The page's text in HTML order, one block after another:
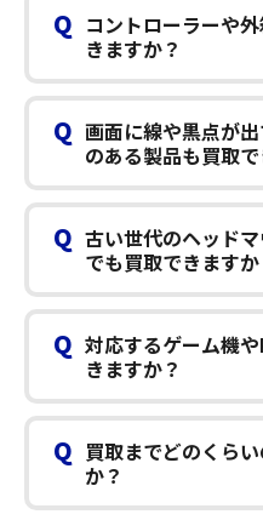
Q コントローラーや
きますか？
Q 画面に線や黒点が
のある製品も買取
Q 古い世代のヘッド
でも買取できますか
Q 対応するゲーム機
きますか？
Q 買取までどのくら
か？